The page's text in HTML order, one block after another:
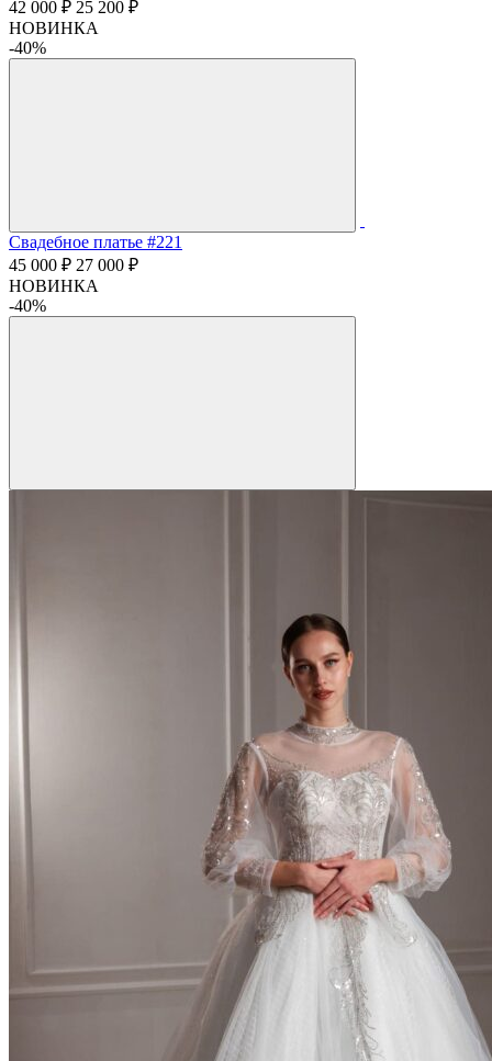
42 000 ₽ 25 200 ₽
НОВИНКА
-40%
Свадебное платье #221
45 000 ₽ 27 000 ₽
НОВИНКА
-40%